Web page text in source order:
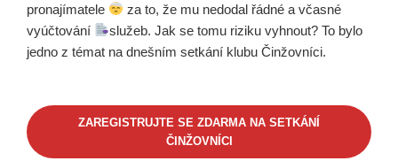
pronajímatele
za to, že mu nedodal řádné a včasné
vyúčtování
služeb. Jak se tomu riziku vyhnout? To bylo
jedno z témat na dnešním setkání klubu Činžovníci.
ZAREGISTRUJTE SE ZDARMA NA SETKÁNÍ
ČINŽOVNÍCI